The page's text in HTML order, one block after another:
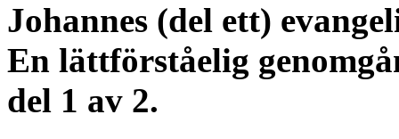
Johannes (del ett)
En lättförståelig
del 1 av 2.